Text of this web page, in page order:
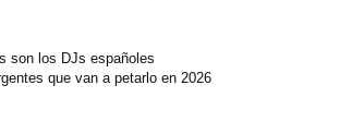
son los DJs españoles
que van a petarlo en 2026